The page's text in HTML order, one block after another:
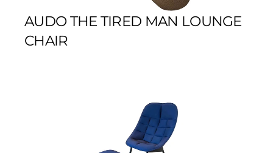
AUDO THE TIRED MAN LOUNGE
CHAIR